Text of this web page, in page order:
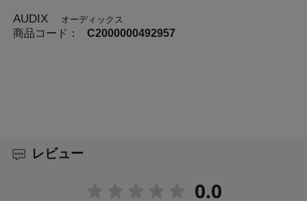
AUDIX オーディックス
商品コード： C2000000492957
レビュー
0.0